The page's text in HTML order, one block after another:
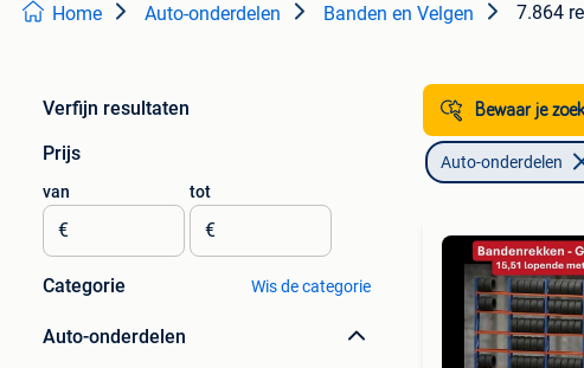
Home Auto-onderdelen Banden en Velgen 7.864
Verfijn resultaten
Prijs
van
€
tot
€
Categorie Wis de categorie
Auto-onderdelen
Bewaar je
Auto-onderdelen